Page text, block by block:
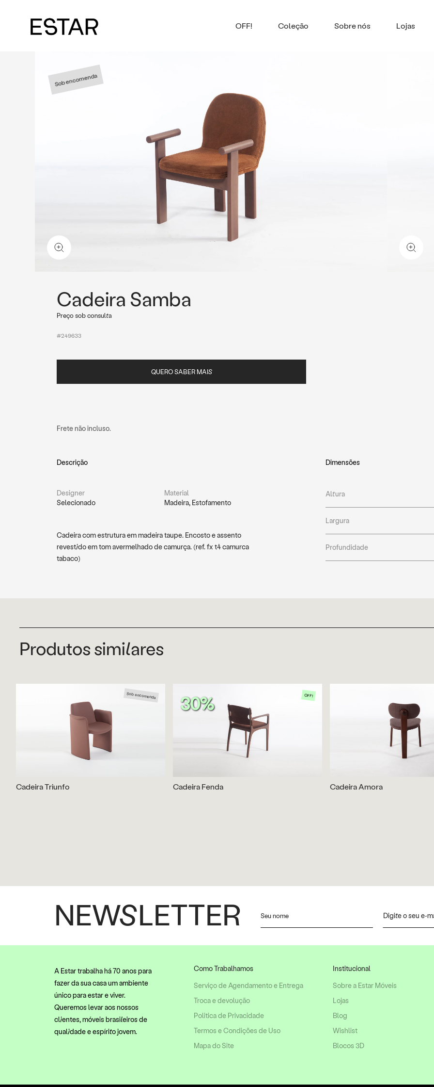
OFF! Coleção Sobre nós Lojas
Sob encomenda
Cadeira Samba
Preço sob consulta
#249633
QUERO SABER MAIS
Frete não incluso.
Descrição Dimensões
Designer
Selecionado
Material
Madeira, Estofamento
Cadeira com estrutura em madeira taupe. Encosto e assento
revestido em tom avermelhado de camurça. (ref. fx t4 camurca
tabaco)
Altura
Largura
Profundidade
Produtos similares
Sob encomenda
Cadeira Triunfo
30% OFF!
Cadeira Fenda Cadeira Amora
NEWSLETTER
A Estar trabalha há 70 anos para
fazer da sua casa um ambiente
único para estar e viver.
Queremos levar aos nossos
clientes, móveis brasileiros de
qualidade e espírito jovem.
Como Trabalhamos
Serviço de Agendamento e Entrega
Troca e devolução
Politica de Privacidade
Termos e Condições de Uso
Mapa do Site
Institucional
Sobre a Estar Móveis
Lojas
Blog
Wishlist
Blocos 3D